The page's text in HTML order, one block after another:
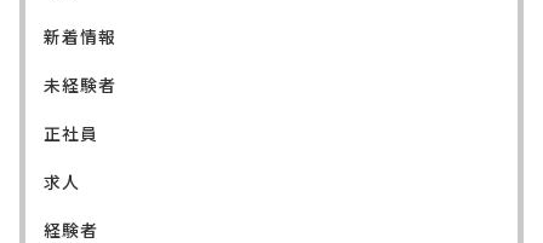
新着情報
未経験者
正社員
求人
経験者